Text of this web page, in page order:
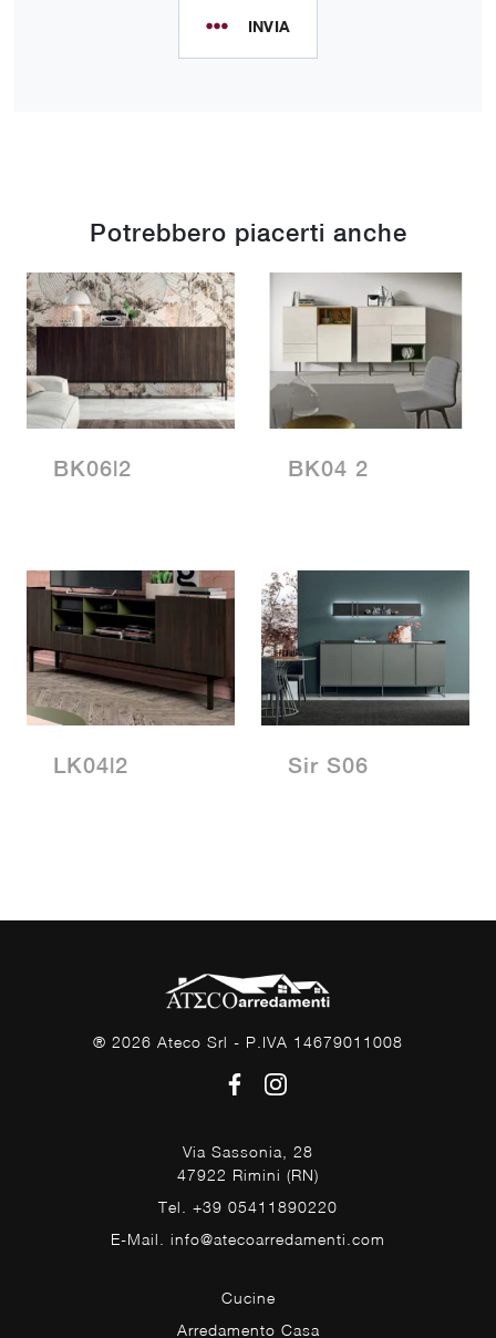
INVIA
Potrebbero piacerti anche
BK06|2 BK04 2
LK04|2 Sir S06
® 2026 Ateco Srl - P.IVA 14679011008
Via Sassonia, 28
47922 Rimini (RN)
Tel. +39 05411890220
E-Mail. info@atecoarredamenti.com
Cucine
Arredamento Casa